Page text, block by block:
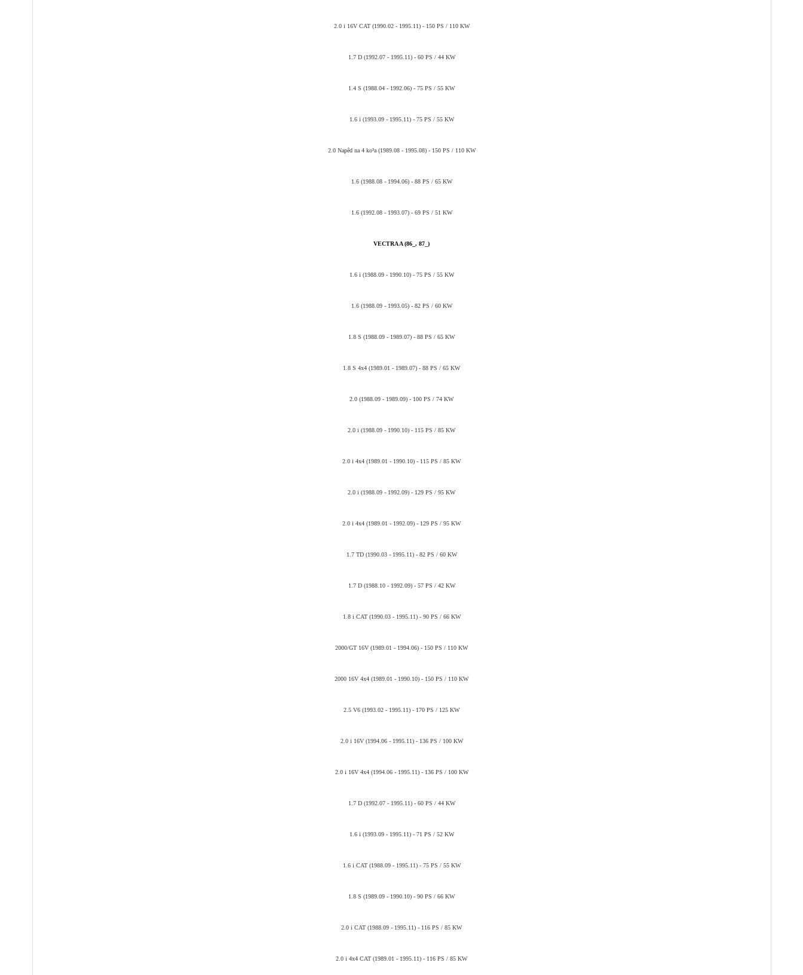
2.0 i 16V CAT (1990.02 - 1995.11) - 150 PS / 110 KW
1.7 D (1992.07 - 1995.11) - 60 PS / 44 KW
1.4 S (1988.04 - 1992.06) - 75 PS / 55 KW
1.6 i (1993.09 - 1995.11) - 75 PS / 55 KW
2.0 Napêd na 4 ko³a (1989.08 - 1995.08) - 150 PS / 110 KW
1.6 (1988.08 - 1994.06) - 88 PS / 65 KW
1.6 (1992.08 - 1993.07) - 69 PS / 51 KW
VECTRA A (86_, 87_)
1.6 i (1988.09 - 1990.10) - 75 PS / 55 KW
1.6 (1988.09 - 1993.05) - 82 PS / 60 KW
1.8 S (1988.09 - 1989.07) - 88 PS / 65 KW
1.8 S 4x4 (1989.01 - 1989.07) - 88 PS / 65 KW
2.0 (1988.09 - 1989.09) - 100 PS / 74 KW
2.0 i (1988.09 - 1990.10) - 115 PS / 85 KW
2.0 i 4x4 (1989.01 - 1990.10) - 115 PS / 85 KW
2.0 i (1988.09 - 1992.09) - 129 PS / 95 KW
2.0 i 4x4 (1989.01 - 1992.09) - 129 PS / 95 KW
1.7 TD (1990.03 - 1995.11) - 82 PS / 60 KW
1.7 D (1988.10 - 1992.09) - 57 PS / 42 KW
1.8 i CAT (1990.03 - 1995.11) - 90 PS / 66 KW
2000/GT 16V (1989.01 - 1994.06) - 150 PS / 110 KW
2000 16V 4x4 (1989.01 - 1990.10) - 150 PS / 110 KW
2.5 V6 (1993.02 - 1995.11) - 170 PS / 125 KW
2.0 i 16V (1994.06 - 1995.11) - 136 PS / 100 KW
2.0 i 16V 4x4 (1994.06 - 1995.11) - 136 PS / 100 KW
1.7 D (1992.07 - 1995.11) - 60 PS / 44 KW
1.6 i (1993.09 - 1995.11) - 71 PS / 52 KW
1.6 i CAT (1988.09 - 1995.11) - 75 PS / 55 KW
1.8 S (1989.09 - 1990.10) - 90 PS / 66 KW
2.0 i CAT (1988.09 - 1995.11) - 116 PS / 85 KW
2.0 i 4x4 CAT (1989.01 - 1995.11) - 116 PS / 85 KW